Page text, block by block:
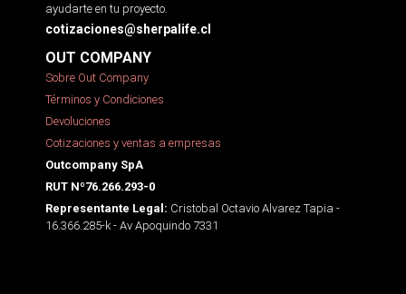
ayudarte en tu proyecto.
cotizaciones@sherpalife.cl
OUT COMPANY
Sobre Out Company
Términos y Condiciones
Devoluciones
Cotizaciones y ventas a empresas
Outcompany SpA
RUT Nº76.266.293-0
Representante Legal: Cristobal Octavio Alvarez Tapia -
16.366.285-k - Av Apoquindo 7331